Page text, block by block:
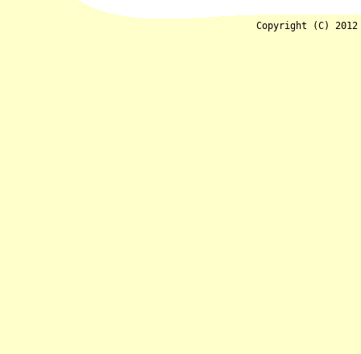
Copyright (C)